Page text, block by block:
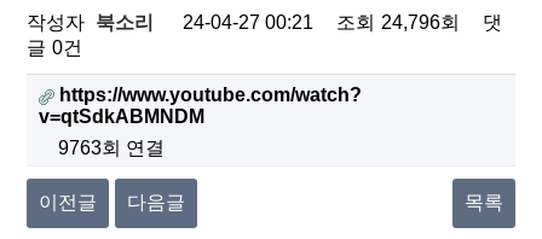
작성자 북소리 24-04-27 00:21 조회 24,796회
댓
글 0건
https://www.youtube.com/watch?
v=qtSdkABMNDM
9763회 연결
이전글 다음글 목록